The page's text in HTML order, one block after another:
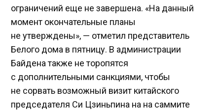
ограничений еще не завершена. «На данный
момент окончательные планы
не утверждены», — отметил представитель
Белого дома в пятницу. В администрации
Байдена также не торопятся
с дополнительными санкциями, чтобы
не сорвать возможный визит китайского
председателя Си Цзиньпина на на саммите